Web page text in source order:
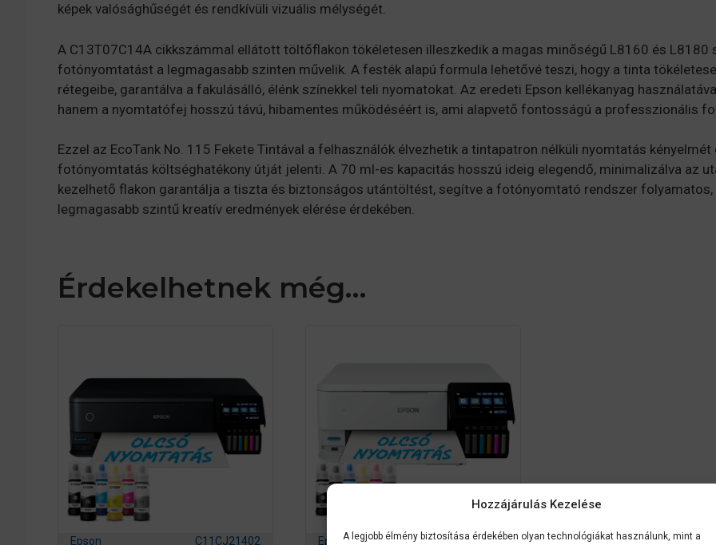
Hozzájárulás Kezelése
A legjobb élmény biztosítása érdekében olyan technológiákat használunk, mint a
képek valósághűségét és rendkívüli vizuális mélységét.
A C13T07C14A cikkszámmal ellátott töltőflakon tökéletesen illeszkedik a magas minőségű L8160 és L8180
fotónyomtatást a legmagasabb szinten művelik. A festék alapú formula lehetővé teszi, hogy a tinta
rétegeibe, garantálva a fakulásálló, élénk színekkel teli nyomatokat. Az eredeti Epson kellékanyag
hanem a nyomtatófej hosszú távú, hibamentes működéséért is, ami alapvető fontosságú a professzionális
Ezzel az EcoTank No. 115 Fekete Tintával a felhasználók élvezhetik a tintapatron nélküli nyomtatás
fotónyomtatás költséghatékony útját jelenti. A 70 ml-es kapacitás hosszú ideig elegendő, minimalizálva az
kezelhető flakon garantálja a tiszta és biztonságos utántöltést, segítve a fotónyomtató rendszer
legmagasabb szintű kreatív eredmények elérése érdekében.
Érdekelhetnek még…
Epson C11CJ21402 Epson C11CJ20402